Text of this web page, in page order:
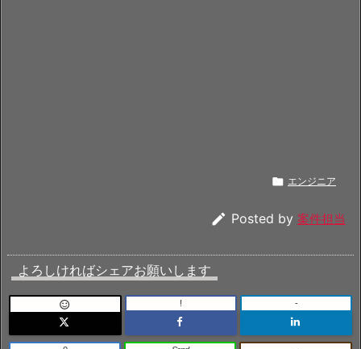
 エンジニア
 Posted by 案件担当
よろしければシェアお願いします
 ! -